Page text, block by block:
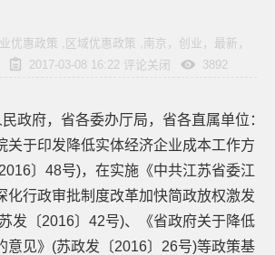
优惠政策 , 区域优惠政策 , 南京，创业，最新，
2017-03-08 16:22 评论关闭 3892
政府，省各委办厅局，省各直属单位：
关于印发降低实体经济企业成本工作方
〕48号)，在实施《中共江苏省委江
化行政审批制度改革加快简政放权激发
发〔2016〕42号)、《省政府关于降低
意见》(苏政发〔2016〕26号)等政策基